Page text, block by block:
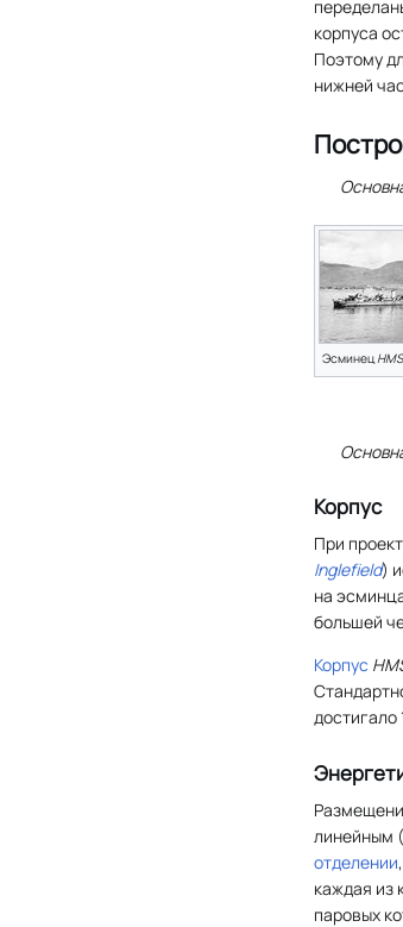
корпуса
Поэтому
нижней
Эсминец
Корпус
При
Inglefield)
на
большей
Корпус
достигало
линейным
отделении
каждая из
паровых